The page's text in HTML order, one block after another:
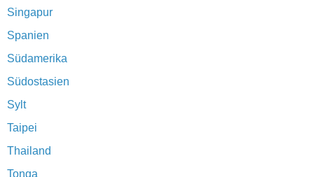
Singapur
Spanien
Südamerika
Südostasien
Sylt
Taipei
Thailand
Tonga